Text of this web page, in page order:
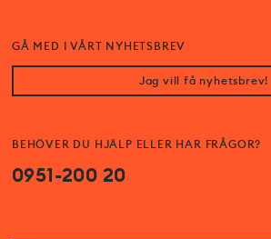
BEHÖVER DU HJÄLP ELLER HAR FRÅGOR?
0951-200 20
GÅ MED I VÅRT NYHETSBREV
Jag vill få nyhetsbrev!